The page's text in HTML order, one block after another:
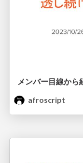
afroscript